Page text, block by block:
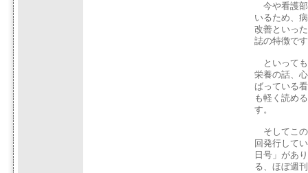
今や看護部
いるため、
改善といっ
誌の特徴で
といっても
栄養の話、
ばっている
も軽く読め
す。
そしてこの
回発行して
日号」があ
る、ほぼ週